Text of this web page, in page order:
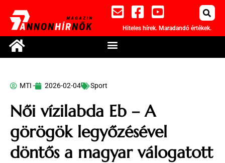
Hiteles hírek. Maradandó értékek.
MTI - 2026-02-04 Sport
Női vízilabda Eb – A
görögök legyőzésével
döntős a magyar válogatott